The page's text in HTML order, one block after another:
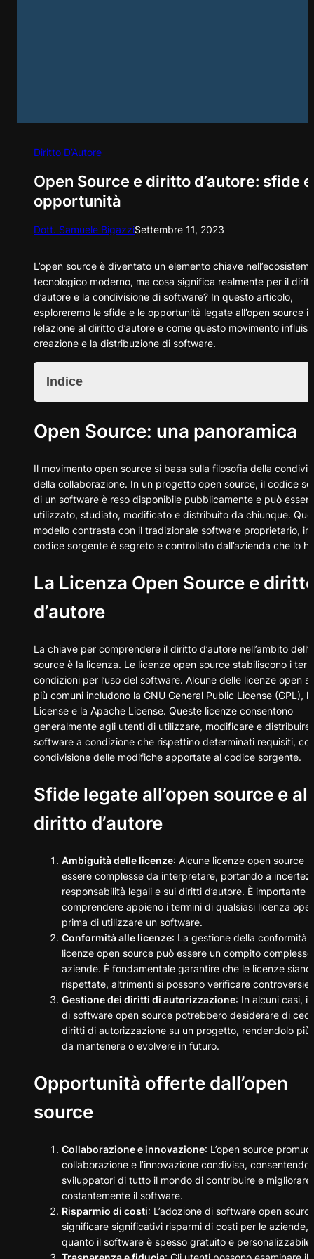
Diritto D’Autore
Open Source e diritto d’autore: sfide e
opportunità
Dott. Samuele BigazziSettembre 11, 2023
L’open source è diventato un elemento chiave nell’ecosistema
tecnologico moderno, ma cosa significa realmente per il
d’autore e la condivisione di software? In questo articolo,
esploreremo le sfide e le opportunità legate all’open source in
relazione al diritto d’autore e come questo movimento
creazione e la distribuzione di software.
Indice
La Licenza Open Source e diritto d'autore
Opportunità offerte dall'open source
Conclusioni
Open Source: una panoramica
Il movimento open source si basa sulla filosofia della
della collaborazione. In un progetto open source, il codice
di un software è reso disponibile pubblicamente e può essere
utilizzato, studiato, modificato e distribuito da chiunque.
modello contrasta con il tradizionale software proprietario, in
codice sorgente è segreto e controllato dall’azienda che lo
La Licenza Open Source e
d’autore
La chiave per comprendere il diritto d’autore nell’ambito
source è la licenza. Le licenze open source stabiliscono i
condizioni per l’uso del software. Alcune delle licenze open
più comuni includono la GNU General Public License (GPL),
License e la Apache License. Queste licenze consentono
generalmente agli utenti di utilizzare, modificare e distribuire
software a condizione che rispettino determinati requisiti,
condivisione delle modifiche apportate al codice sorgente.
Sfide legate all’open source e al
diritto d’autore
Ambiguità delle licenze: Alcune licenze open source
essere complesse da interpretare, portando a
responsabilità legali e sui diritti d’autore. È importante
comprendere appieno i termini di qualsiasi licenza
prima di utilizzare un software.
Conformità alle licenze: La gestione della conformità
licenze open source può essere un compito
aziende. È fondamentale garantire che le licenze siano
rispettate, altrimenti si possono verificare controversie
Gestione dei diritti di autorizzazione: In alcuni casi, i
di software open source potrebbero desiderare di
diritti di autorizzazione su un progetto, rendendolo più
da mantenere o evolvere in futuro.
Opportunità offerte dall’open
source
Collaborazione e innovazione: L’open source
collaborazione e l’innovazione condivisa, consentendo
sviluppatori di tutto il mondo di contribuire e migliorare
costantemente il software.
Risparmio di costi: L’adozione di software open
significare significativi risparmi di costi per le aziende,
quanto il software è spesso gratuito e personalizzabile.